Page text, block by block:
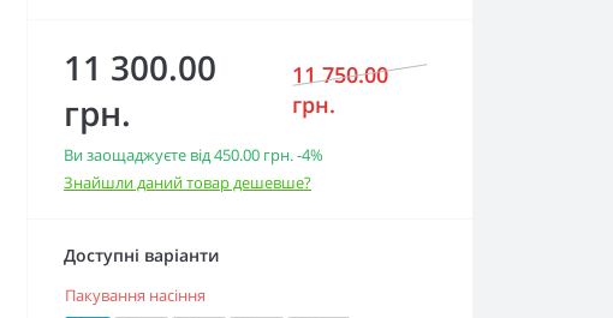
11 300.00
грн.
11 750.00
грн.
Ви заощаджуєте від450.00 грн.-4%
Знайшли даний товар дешевше?
Доступні варіанти
Пакування насіння